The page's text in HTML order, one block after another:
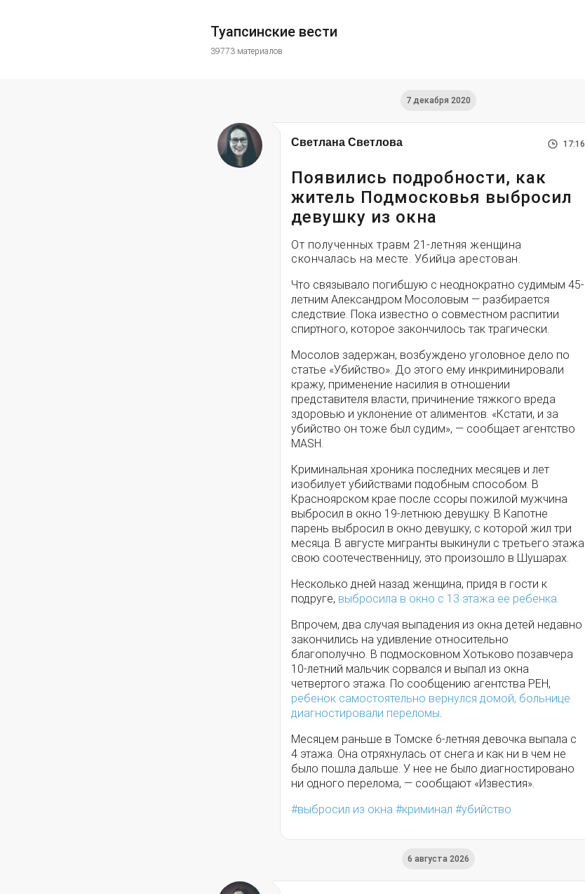
Туапсинские вести
39773 материалов
7 декабря 2020
Светлана Светлова 17:16
Появились подробности, как
житель Подмосковья выбросил
девушку из окна
От полученных травм 21-летняя женщина
скончалась на месте. Убийца арестован.
Что связывало погибшую с неоднократно судимым 45-
летним Александром Мосоловым — разбирается
следствие. Пока известно о совместном распитии
спиртного, которое закончилось так трагически.
Мосолов задержан, возбуждено уголовное дело по
статье «Убийство». До этого ему инкриминировали
кражу, применение насилия в отношении
представителя власти, причинение тяжкого вреда
здоровью и уклонение от алиментов. «Кстати, и за
убийство он тоже был судим», — сообщает агентство
MASH.
Криминальная хроника последних месяцев и лет
изобилует убийствами подобным способом. В
Красноярском крае после ссоры пожилой мужчина
выбросил в окно 19-летнюю девушку. В Капотне
парень выбросил в окно девушку, с которой жил три
месяца. В августе мигранты выкинули с третьего этажа
свою соотечественницу, это произошло в Шушарах.
Несколько дней назад женщина, придя в гости к
подруге, выбросила в окно с 13 этажа ее ребенка.
Впрочем, два случая выпадения из окна детей недавно
закончились на удивление относительно
благополучно. В подмосковном Хотьково позавчера
10-летний мальчик сорвался и выпал из окна
четвертого этажа. По сообщению агентства РЕН,
ребенок самостоятельно вернулся домой, больнице
диагностировали переломы.
Месяцем раньше в Томске 6-летняя девочка выпала с
4 этажа. Она отряхнулась от снега и как ни в чем не
было пошла дальше. У нее не было диагностировано
ни одного перелома, — сообщают «Известия».
выбросил из окна
криминал убийство
6 августа 2026